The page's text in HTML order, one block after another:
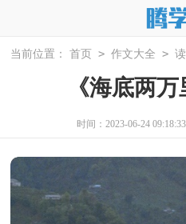
当前位置： 首页 > 作文大全 >
《海底两
时间：2023-06-24 09:18:33